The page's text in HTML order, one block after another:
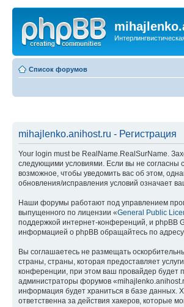
Список форумов
mihajlenko.anihost.ru - Регистрация
Your login must be RealName.RealSurName.
следующими условиями. Если вы не согласны
возможное, чтобы уведомить вас об этом,
обновления/исправления условий означает
Наши форумы работают под управлением
выпущенного по лицензии «General Public
поддержкой интернет-конференций, и phpBB
информацией о phpBB обращайтесь по адресу
Вы соглашаетесь не размещать
страны, страны, которая предоставляет
конференции, при этом ваш провайдер будет
администраторы форумов
информация будет храниться в базе данных.
ответственна за действия хакеров, которые